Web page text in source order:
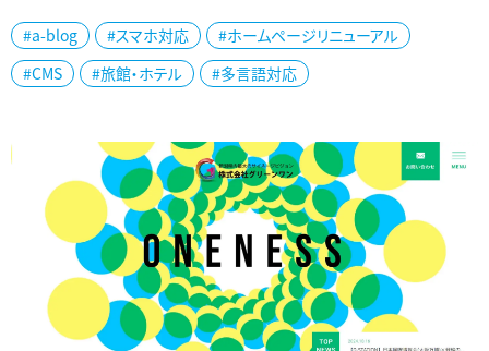
新潟県北部関川村の、えちごせきかわ温泉郷旅館組合様のホームペ
ージリニューアルをしました。 雄大な荒川沿いに五つの温泉を持ち、
共同浴場や日帰り温泉施設から高級旅...
#a-blog #スマホ対応
#ホームページリニューアル
#CMS
#旅館・ホテル #多言語対応